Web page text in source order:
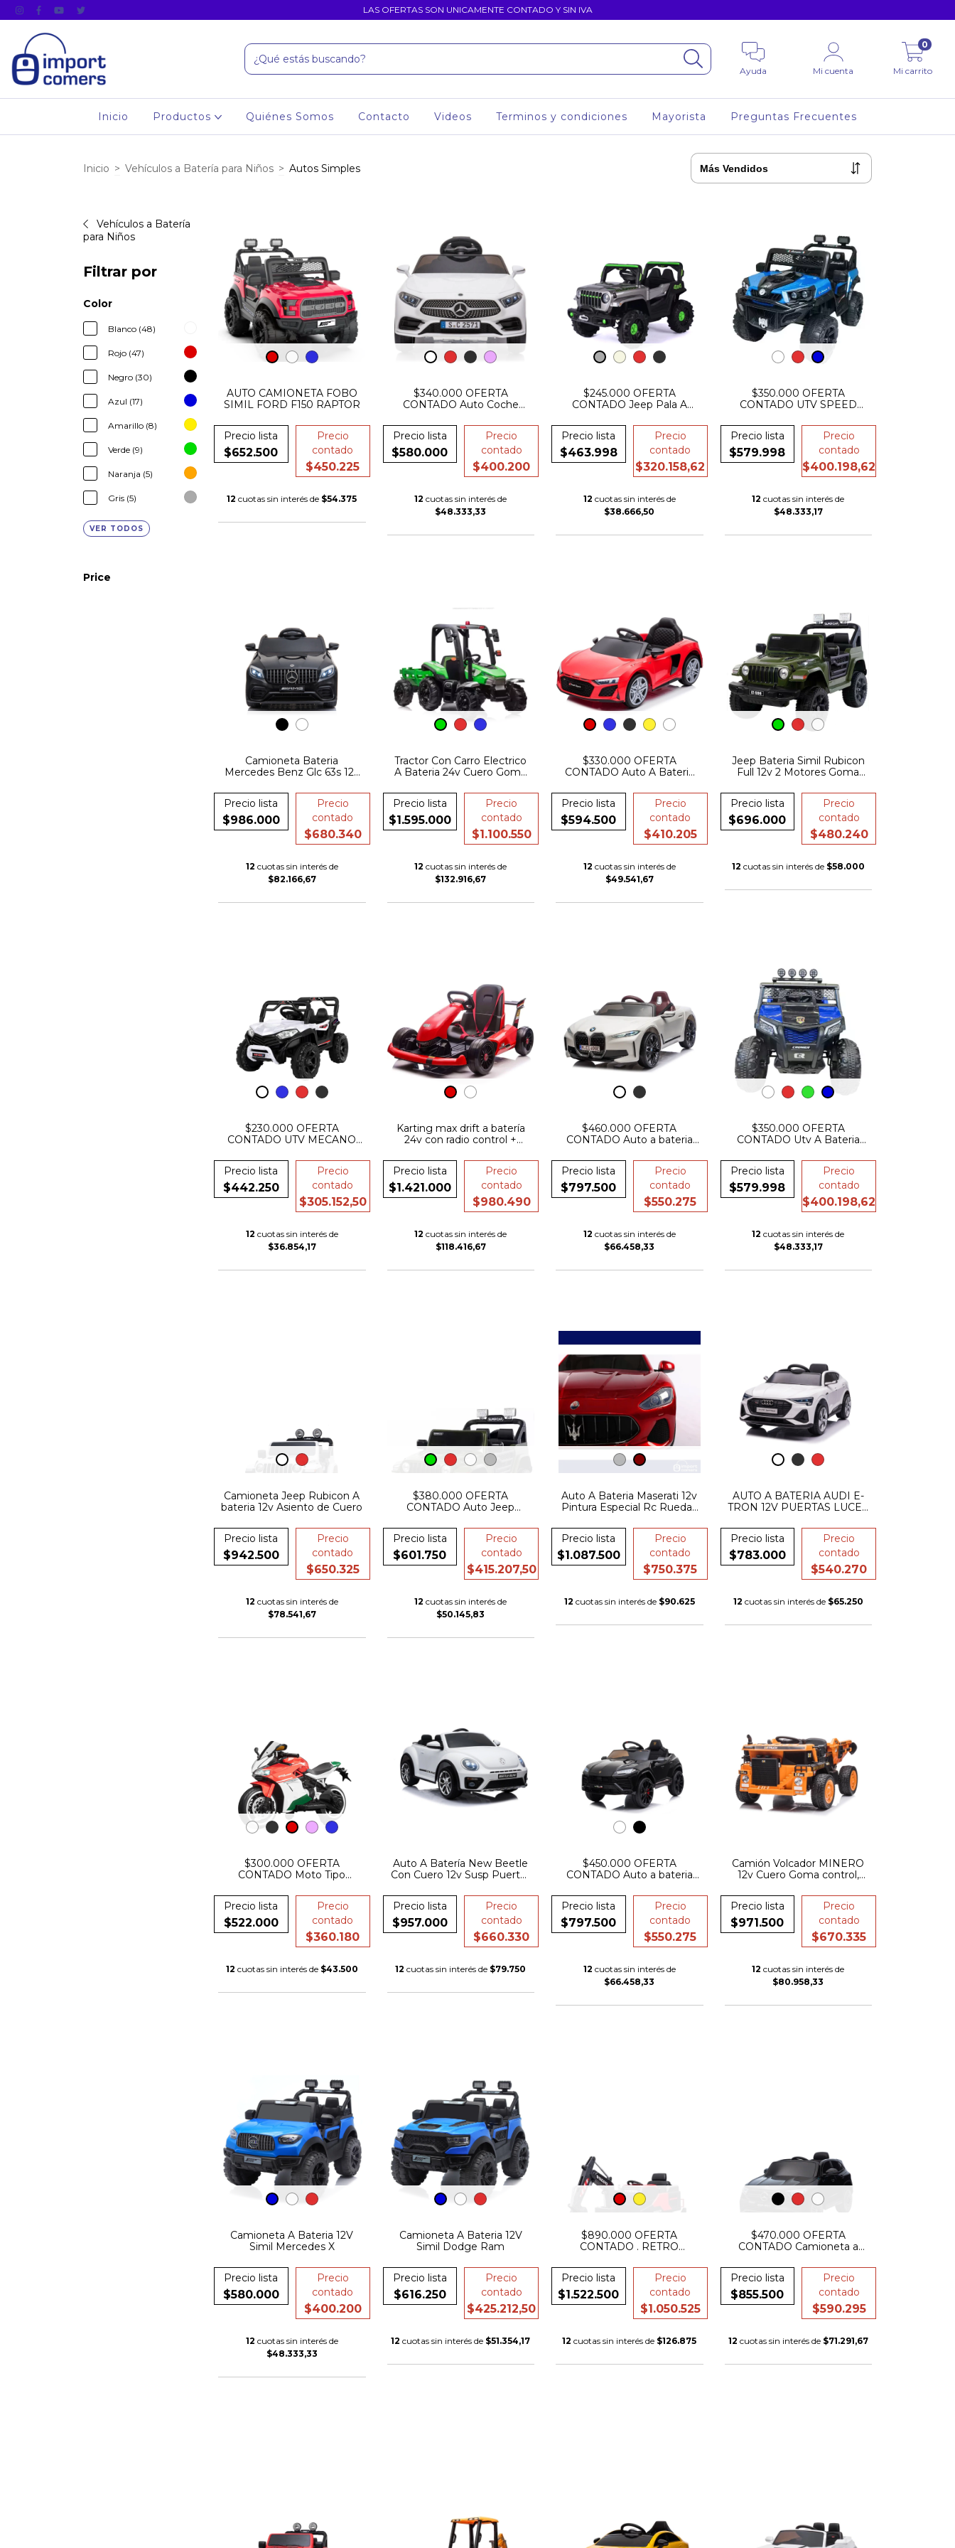
LAS OFERTAS SON UNICAMENTE CONTADO Y SIN IVA
Ayuda Mi cuenta Mi carrito
0
Inicio Productos Quiénes Somos Contacto Videos Terminos y condiciones Mayorista Preguntas Frecuentes
Inicio > Vehículos a Batería para Niños > Autos Simples
Vehículos a Batería
para Niños
Filtrar por
Color
Blanco (48)
Rojo (47)
Negro (30)
Azul (17)
Amarillo (8)
Verde (9)
Naranja (5)
Gris (5)
VER TODOS
Price
AUTO CAMIONETA FOBO
SIMIL FORD F150 RAPTOR
Precio lista
$652.500
Precio
contado
$450.225
12 cuotas sin interés de $54.375
$340.000 OFERTA
CONTADO Auto Coche
Control Luz Puertas
Precio lista
$580.000
Precio
contado
$400.200
12 cuotas sin interés de
$48.333,33
$245.000 OFERTA
CONTADO Jeep Pala A
Usb Control Cinturon
Precio lista
$463.998
Precio
contado
$320.158,62
12 cuotas sin interés de
$38.666,50
$350.000 OFERTA
CONTADO UTV SPEED
Precio lista
$579.998
Precio
contado
$400.198,62
12 cuotas sin interés de
$48.333,17
Camioneta Bateria
Mercedes Benz Glc 63s 12v
De Cuero Full
Precio lista
$986.000
Precio
contado
$680.340
12 cuotas sin interés de
$82.166,67
Tractor Con Carro Electrico
A Bateria 24v Cuero Goma
Precio lista
$1.595.000
Precio
contado
$1.100.550
12 cuotas sin interés de
$132.916,67
$330.000 OFERTA
CONTADO Auto A Bateria
Control Puertas Rc
ASIENTO PLASTICO
Precio lista
$594.500
Precio
contado
$410.205
12 cuotas sin interés de
$49.541,67
Jeep Bateria Simil Rubicon
Full 12v 2 Motores Goma
Precio lista
$696.000
Precio
contado
$480.240
12 cuotas sin interés de $58.000
$230.000 OFERTA
CONTADO UTV MECANO
BATERIA 12V 3053
Precio lista
$442.250
Precio
contado
$305.152,50
12 cuotas sin interés de
$36.854,17
Karting max drift a batería
24v con radio control +
Precio lista
$1.421.000
Precio
contado
$980.490
12 cuotas sin interés de
$118.416,67
$460.000 OFERTA
CONTADO Auto a bateria
Precio lista
$797.500
Precio
contado
$550.275
12 cuotas sin interés de
$66.458,33
$350.000 OFERTA
CONTADO Utv A Bateria
Musica Mesedora Bluetooth
control remoto
Precio lista
$579.998
Precio
contado
$400.198,62
12 cuotas sin interés de
$48.333,17
Camioneta Jeep Rubicon A
bateria 12v Asiento de Cuero
Precio lista
$942.500
Precio
contado
$650.325
12 cuotas sin interés de
$78.541,67
$380.000 OFERTA
CONTADO Auto Jeep
Motores Luces Usb
Suspension Control
Precio lista
$601.750
Precio
contado
$415.207,50
12 cuotas sin interés de
$50.145,83
Auto A Bateria Maserati 12v
Pintura Especial Rc Ruedas
Precio lista
$1.087.500
Precio
contado
$750.375
12 cuotas sin interés de $90.625
AUTO A BATERIA AUDI E-
TRON 12V PUERTAS LUCES
Precio lista
$783.000
Precio
contado
$540.270
12 cuotas sin interés de $65.250
$300.000 OFERTA
CONTADO Moto Tipo
Precio lista
$522.000
Precio
contado
$360.180
12 cuotas sin interés de $43.500
Auto A Batería New Beetle
Con Cuero 12v Susp Puertas
Precio lista
$957.000
Precio
contado
$660.330
12 cuotas sin interés de $79.750
$450.000 OFERTA
CONTADO Auto a bateria
Asiento de Cuero
Precio lista
$797.500
Precio
contado
$550.275
12 cuotas sin interés de
$66.458,33
Camión Volcador MINERO
12v Cuero Goma control,
Precio lista
$971.500
Precio
contado
$670.335
12 cuotas sin interés de
$80.958,33
Camioneta A Bateria 12V
Simil Mercedes X
Precio lista
$580.000
Precio
contado
$400.200
12 cuotas sin interés de
$48.333,33
Camioneta A Bateria 12V
Simil Dodge Ram
Precio lista
$616.250
Precio
contado
$425.212,50
12 cuotas sin interés de $51.354,17
$890.000 OFERTA
CONTADO . RETRO
+ PALA ELECTRONICA +
CUERO + RUEDAS DE
GOMA
Precio lista
$1.522.500
Precio
contado
$1.050.525
12 cuotas sin interés de $126.875
$470.000 OFERTA
CONTADO Camioneta a
asiento de cuero 12v
Precio lista
$855.500
Precio
contado
$590.295
12 cuotas sin interés de $71.291,67